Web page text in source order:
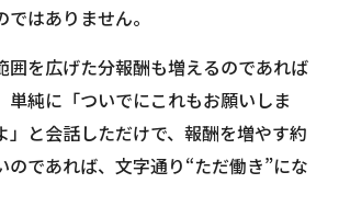
はありません。
囲を広げた分報酬も増えるのであれば
単純に「ついでにこれもお願いしま
」と会話しただけで、報酬を増やす約
のであれば、文字通り“ただ働き”にな